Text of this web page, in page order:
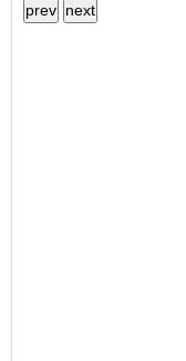
prev next